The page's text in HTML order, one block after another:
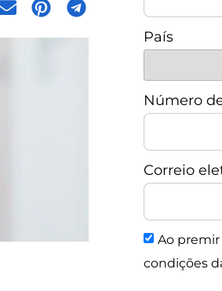
País
Número
Correio
Ao premir
condições